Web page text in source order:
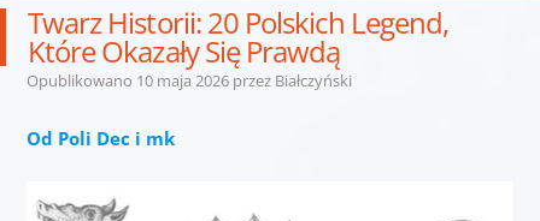
Twarz Historii: 20 Polskich Legend,
Które Okazały Się Prawdą
Opublikowano 10 maja 2026przez Białczyński
Od Poli Dec i mk